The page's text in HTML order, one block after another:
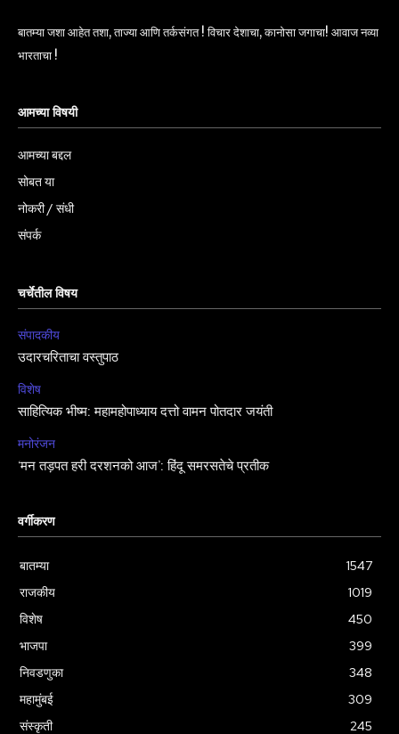
बातम्या जशा आहेत तशा, ताज्या आणि तर्कसंगत ! विचार देशाचा, कानोसा जगाचा! आवाज नव्या
भारताचा !
आमच्या विषयी
आमच्या बद्दल
सोबत या
नोकरी / संधी
संपर्क
चर्चेतील विषय
संपादकीय
उदारचरिताचा वस्तुपाठ
विशेष
साहित्यिक भीष्म: महामहोपाध्याय दत्तो वामन पोतदार जयंती
मनोरंजन
‘मन तड़पत हरी दरशनको आज’: हिंदू समरसतेचे प्रतीक
वर्गीकरण
बातम्या
1547
राजकीय
1019
विशेष
450
भाजपा
399
निवडणुका
348
महामुंबई
309
संस्कृती
245